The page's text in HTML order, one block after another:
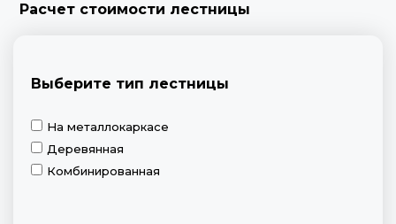
Расчет стоимости лестницы
Выберите тип лестницы
На металлокаркасе
Деревянная
Комбинированная